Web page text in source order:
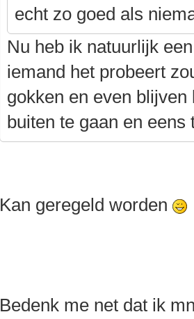
echt zo goed als
Nu heb ik natuurlijk
iemand het probeert
gokken en even
buiten te gaan en
Kan geregeld worden
Bedenk me net dat ik